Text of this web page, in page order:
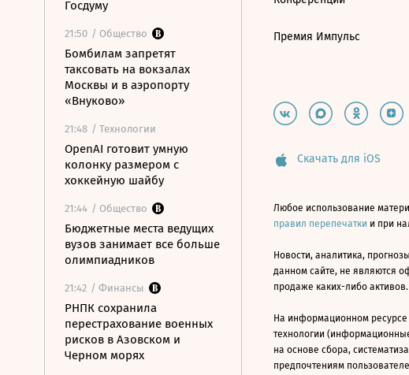
Госдуму
21:50 / Общество
Бомбилам запретят
таксовать на вокзалах
Москвы и в аэропорту
«Внуково»
21:48 / Технологии
OpenAI готовит умную
колонку размером с
хоккейную шайбу
21:44 / Общество
Бюджетные места ведущих
вузов занимает все больше
олимпиадников
21:42 / Финансы
РНПК сохранила
перестрахование военных
рисков в Азовском и
Черном морях
Премия Импульс
Скачать для iOS
Любое использование
правил перепечатки и при
Новости, аналитика,
данном сайте, не являются
продаже каких-либо активов.
На информационном
технологии
на основе сбора,
предпочтениям